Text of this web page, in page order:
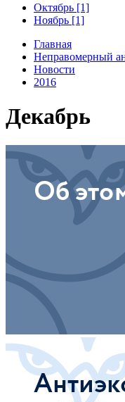
Октябрь [1]
Ноябрь [1]
Главная
Неправомерный
Новости
2016
Декабрь